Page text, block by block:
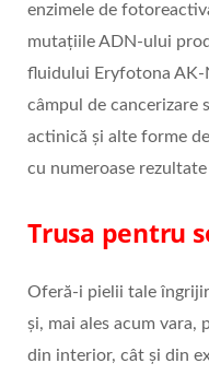
enzimele de
mutațiile ADN-ului
fluidului Eryfotona AK-
câmpul de cancerizare
actinică și alte forme
cu numeroase
Trusa pentru
Oferă-i pielii tale
și, mai ales acum vara,
din interior, cât și din